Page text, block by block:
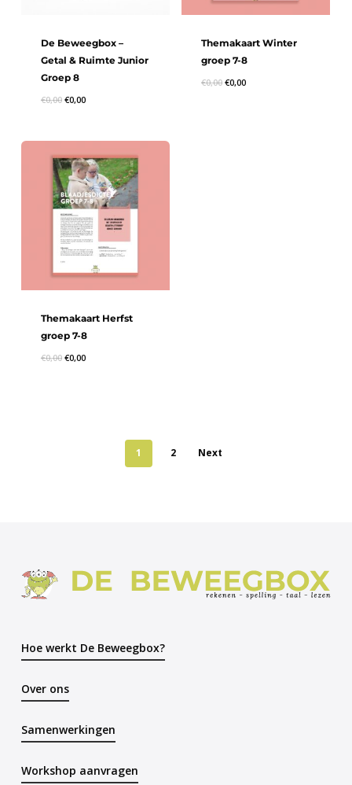
De Beweegbox –
Getal & Ruimte Junior
Groep 8
€0,00 €0,00
Themakaart Winter
groep 7-8
€0,00 €0,00
Themakaart Herfst
groep 7-8
€0,00 €0,00
1 2 Next
Hoe werkt De Beweegbox?
Over ons
Samenwerkingen
Workshop aanvragen